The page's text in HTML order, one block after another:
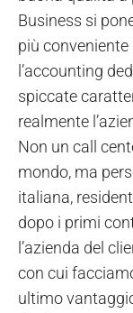
Business si
più
l’accounting
spiccate
realmente
Non un call
mondo, ma
italiana,
dopo i primi
l’azienda del
con cui
ultimo